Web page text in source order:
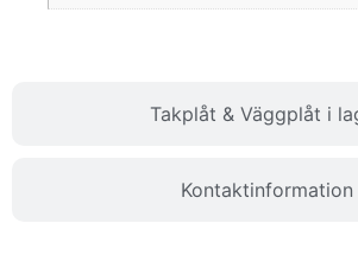
Takplåt & Väggplåt i
Kontaktinformation